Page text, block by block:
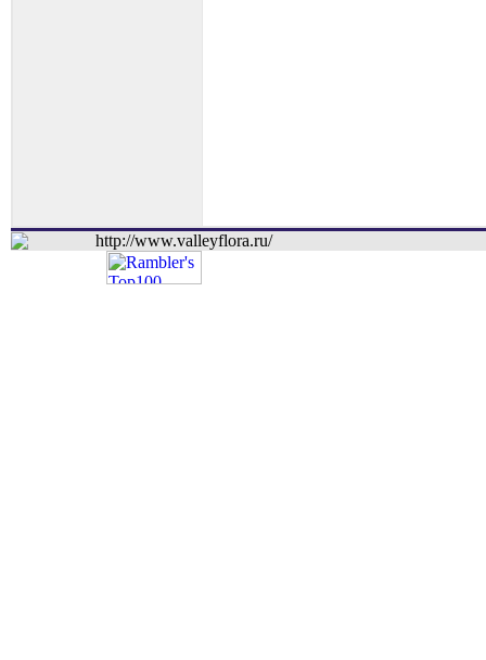
http://www.valleyflora.ru/